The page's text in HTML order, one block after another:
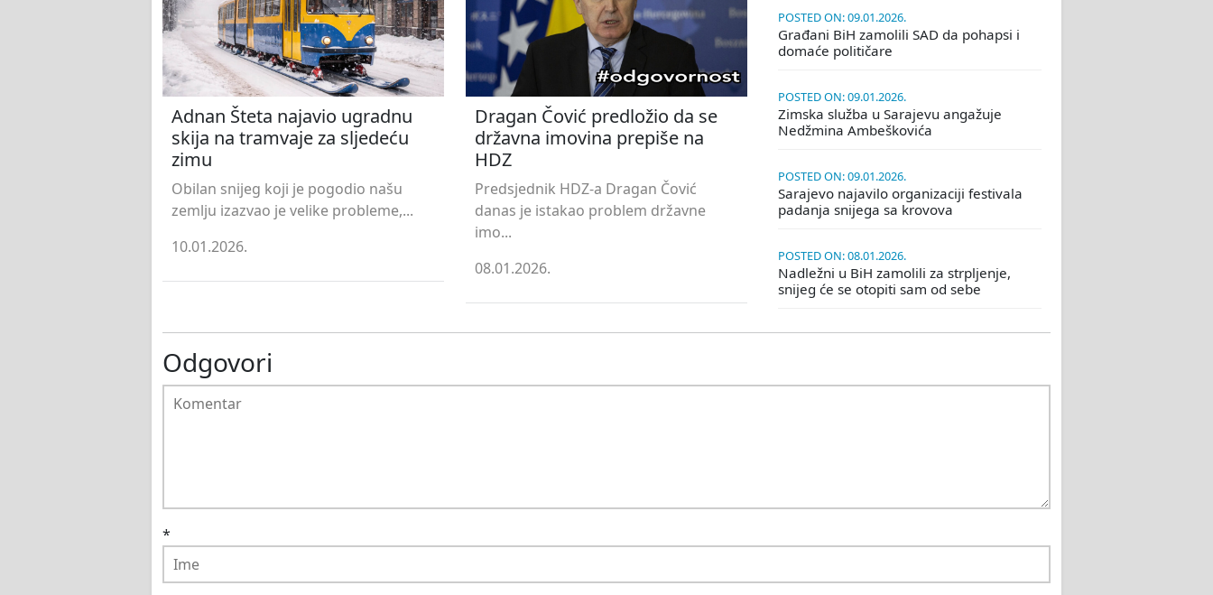
Adnan Šteta najavio ugradnu
skija na tramvaje za sljedeću
zimu
Obilan snijeg koji je pogodio našu
zemlju izazvao je velike probleme,...
10.01.2026.
Dragan Čović predložio da se
državna imovina prepiše na
HDZ
Predsjednik HDZ-a Dragan Čović
danas je istakao problem državne
imo...
08.01.2026.
POSTED ON: 09.01.2026.
Građani BiH zamolili SAD da pohapsi i
domaće političare
POSTED ON: 09.01.2026.
Zimska služba u Sarajevu angažuje
Nedžmina Ambeškovića
POSTED ON: 09.01.2026.
Sarajevo najavilo organizaciji festivala
padanja snijega sa krovova
POSTED ON: 08.01.2026.
Nadležni u BiH zamolili za strpljenje,
snijeg će se otopiti sam od sebe
Odgovori
*